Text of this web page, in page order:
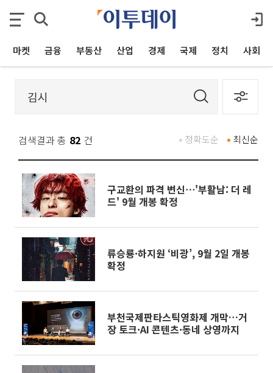
마켓 금융 부동산 산업 경제 국제 정치 사회
검색결과 총 82 건 최신순
정확도순
구교환의 파격 변신⋯'부활남: 더 레
드' 9월 개봉 확정
류승룡·하지원 ‘비광’, 9월 2일 개봉
확정
부천국제판타스틱영화제 개막…거
장 토크·AI 콘텐츠·동네 상영까지